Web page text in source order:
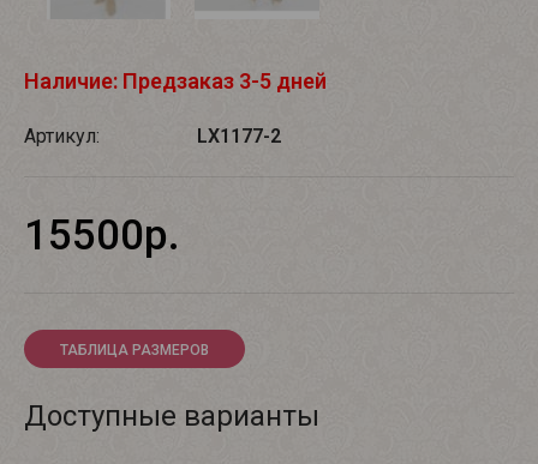
Наличие: Предзаказ 3-5 дней
Артикул: LX1177-2
15500р.
ТАБЛИЦА РАЗМЕРОВ
Доступные варианты